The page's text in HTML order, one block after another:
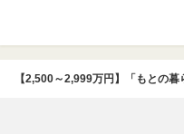
【2,500～2,999万円】「もとの